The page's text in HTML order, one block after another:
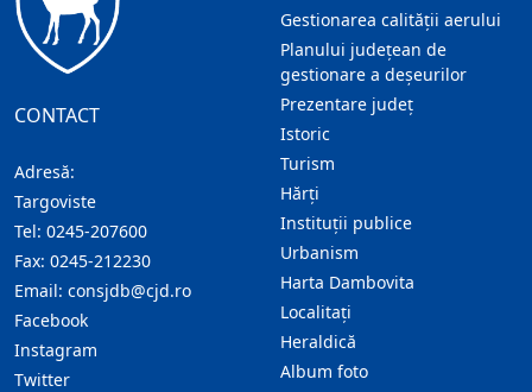
CONTACT
Adresă:
Targoviste
Tel: 0245-207600
Fax: 0245-212230
Email: consjdb@cjd.ro
Facebook
Instagram
Twitter
Gestionarea calității aerului
Planului județean de
gestionare a deșeurilor
Prezentare judeţ
Istoric
Turism
Hărţi
Instituţii publice
Urbanism
Harta Dambovita
Localitaţi
Heraldică
Album foto